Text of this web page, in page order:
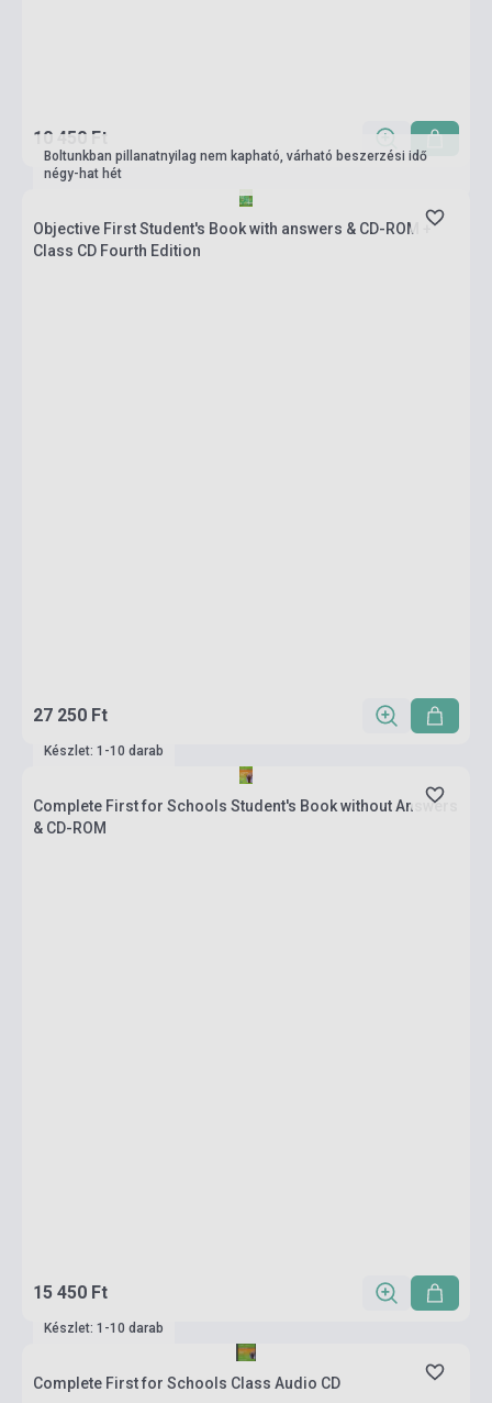
10 450 Ft
Boltunkban pillanatnyilag nem kapható, várható beszerzési idő
négy-hat hét
Objective First Student's Book with answers & CD-ROM +
Class CD Fourth Edition
27 250 Ft
Készlet: 1-10 darab
Complete First for Schools Student's Book without Answers
& CD-ROM
15 450 Ft
Készlet: 1-10 darab
Complete First for Schools Class Audio CD